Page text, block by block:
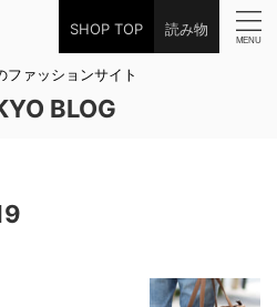
SHOP TOP 読み物
ファッションサイト
BLOG